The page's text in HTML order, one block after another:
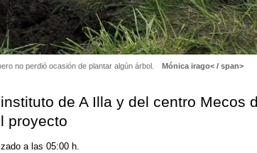
no perdió ocasión de plantar algún árbol. Mónica irago< / span>
de A Illa y del centro Mecos
proyecto
a las 05:00 h.